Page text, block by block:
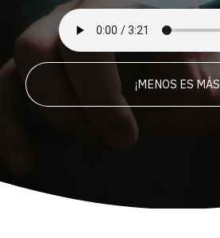
¡MENOS ES